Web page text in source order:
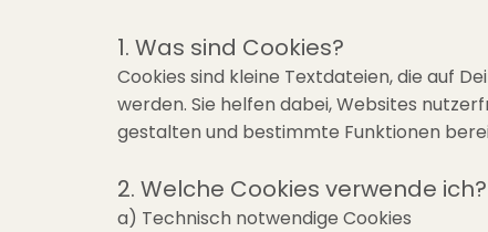
1. Was sind Cookies?
Cookies sind kleine Textdateien, die auf
werden. Sie helfen dabei, Websites
gestalten und bestimmte Funktionen
2. Welche Cookies verwende ich?
a) Technisch notwendige Cookies